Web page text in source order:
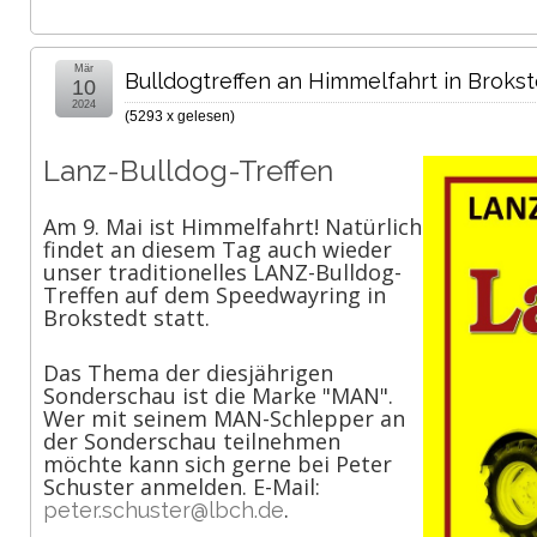
Bulldogtreffen an Himmelfahrt in
(5293 x gelesen)
Mär
10
2024
Lanz-Bulldog-Treffen
Am 9. Mai ist Himmelfahrt! Natürlich
findet an diesem Tag auch wieder
unser traditionelles LANZ-Bulldog-
Treffen auf dem Speedwayring in
Brokstedt statt.
Das Thema der diesjährigen
Sonderschau ist die Marke "MAN".
Wer mit seinem MAN-Schlepper an
der Sonderschau teilnehmen
möchte kann sich gerne bei Peter
Schuster anmelden. E-Mail:
peter.schuster@lbch.de.